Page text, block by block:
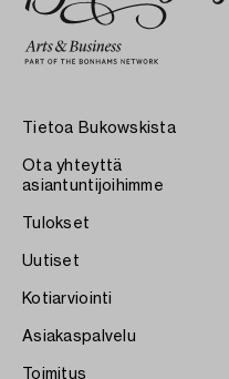
Tietoa Bukowskista
Ota yhteyttä
asiantuntijoihimme
Tulokset
Uutiset
Kotiarviointi
Asiakaspalvelu
Toimitus